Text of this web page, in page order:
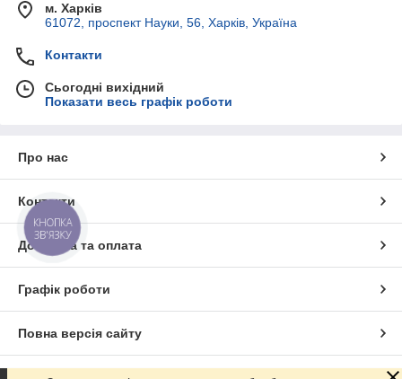
м. Харків
61072, проспект Науки, 56, Харків, Україна
Контакти
Сьогодні вихідний
Показати весь графік роботи
Про нас
Контакти
Доставка та оплата
Графік роботи
Повна версія сайту
КНОПКА
ЗВ'ЯЗКУ